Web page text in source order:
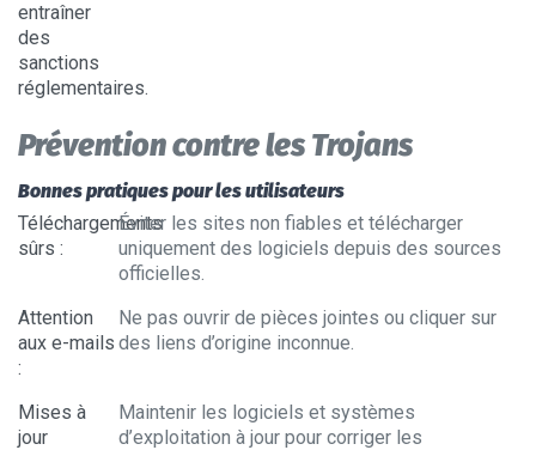
entraîner
des
sanctions
réglementaires.
Prévention contre les Trojans
Bonnes pratiques pour les utilisateurs
Téléchargements
sûrs :
Éviter les sites non fiables et télécharger
uniquement des logiciels depuis des sources
officielles.
Attention
aux e-mails
:
Ne pas ouvrir de pièces jointes ou cliquer sur
des liens d’origine inconnue.
Mises à
jour
Maintenir les logiciels et systèmes
d’exploitation à jour pour corriger les